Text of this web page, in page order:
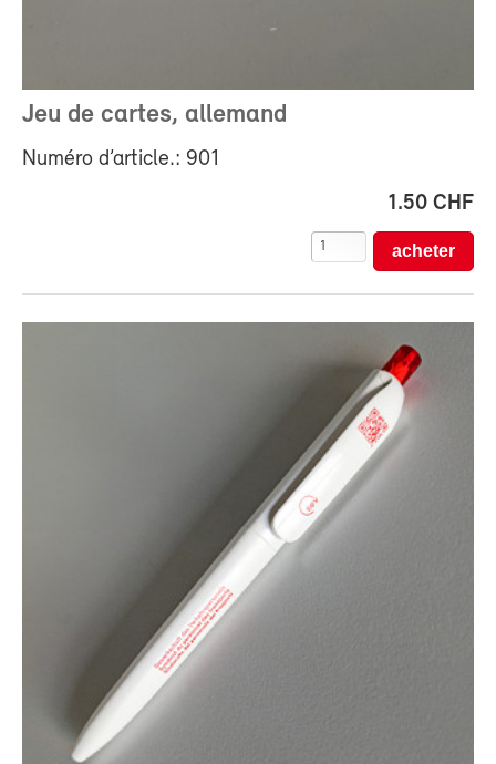
Jeu de cartes, allemand
Numéro d’article.: 901
1.50 CHF